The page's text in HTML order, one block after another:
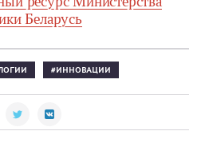
Беларусь
ИННОВАЦИИ